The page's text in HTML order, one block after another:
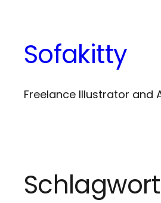
springen
Sofakitty
Freelance Illustrator and